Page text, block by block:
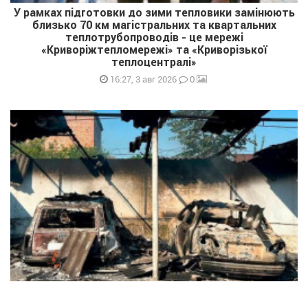
У рамках підготовки до зими тепловики замінюють
близько 70 км магістральних та квартальних
теплотрубопроводів - це мережі
«Криворіжтепломережі» та «Криворізької
теплоцентралі»
16:27, 3 авг 2026 0